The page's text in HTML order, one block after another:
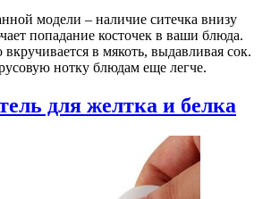
модели – наличие ситечка внизу
попадание косточек в ваши блюда.
в мякоть, выдавливая сок.
нотку блюдам еще легче.
для желтка и белка